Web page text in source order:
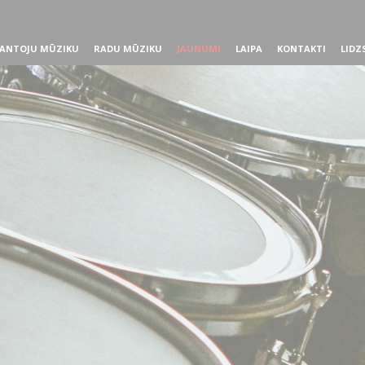
MŪZIKU RADU MŪZIKU JAUNUMI LAIPA KONTAKTI